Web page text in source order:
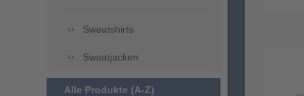
Sweatshirts
Sweatjacken
Alle Produkte (A-Z)